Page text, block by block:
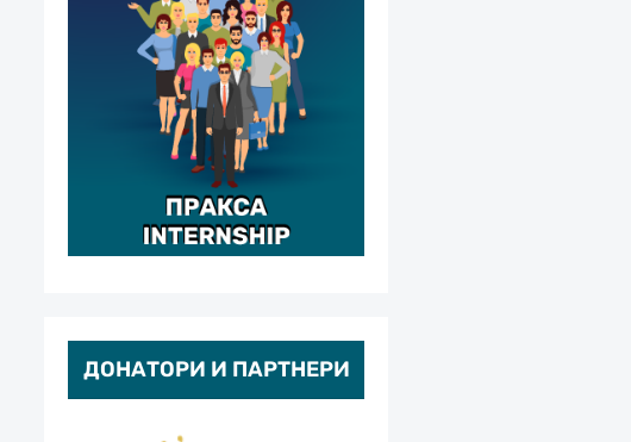
ДОНАТОРИ И ПАРТНЕРИ